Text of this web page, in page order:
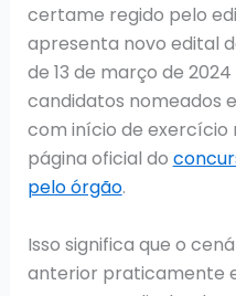
certame regido pelo
apresenta novo edital
de 13 de março de
candidatos nomeados
com início de exercício
página oficial do
pelo órgão.
Isso significa que o
anterior praticamente